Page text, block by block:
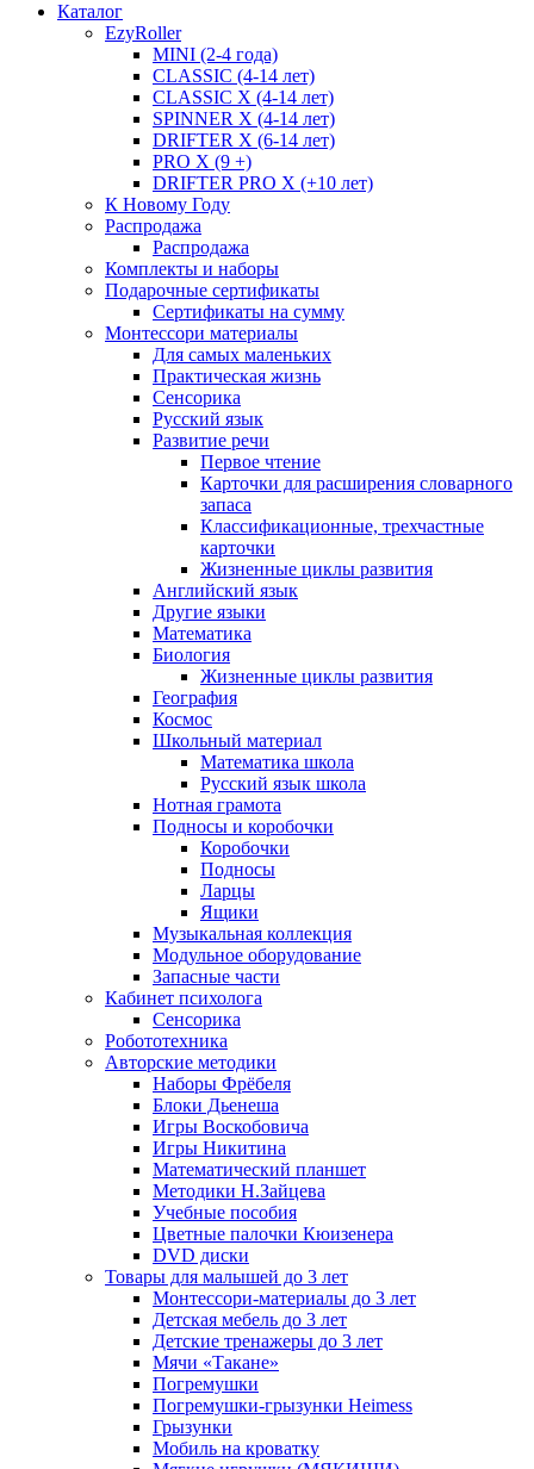
Каталог
EzyRoller
MINI (2-4 года)
CLASSIC (4-14 лет)
CLASSIC X (4-14 лет)
SPINNER X (4-14 лет)
DRIFTER X (6-14 лет)
PRO X (9 +)
DRIFTER PRO X (+10 лет)
К Новому Году
Распродажа
Распродажа
Комплекты и наборы
Подарочные сертификаты
Сертификаты на сумму
Монтессори материалы
Для самых маленьких
Практическая жизнь
Сенсорика
Русский язык
Развитие речи
Первое чтение
Карточки для расширения словарного
запаса
Классификационные, трехчастные
карточки
Жизненные циклы развития
Английский язык
Другие языки
Математика
Биология
Жизненные циклы развития
География
Космос
Школьный материал
Математика школа
Русский язык школа
Нотная грамота
Подносы и коробочки
Коробочки
Подносы
Ларцы
Ящики
Музыкальная коллекция
Модульное оборудование
Запасные части
Кабинет психолога
Сенсорика
Робототехника
Авторские методики
Наборы Фрёбеля
Блоки Дьенеша
Игры Воскобовича
Игры Никитина
Математический планшет
Методики Н.Зайцева
Учебные пособия
Цветные палочки Кюизенера
DVD диски
Товары для малышей до 3 лет
Монтессори-материалы до 3 лет
Детская мебель до 3 лет
Детские тренажеры до 3 лет
Мячи «Такане»
Погремушки
Погремушки-грызунки Heimess
Грызунки
Мобиль на кроватку